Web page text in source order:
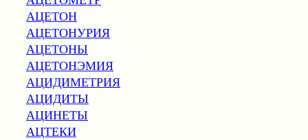
АЦЕТОН
АЦЕТОНУРИЯ
АЦЕТОНЫ
АЦЕТОНЭМИЯ
АЦИДИМЕТРИЯ
АЦИДИТЫ
АЦИНЕТЫ
АЦТЕКИ